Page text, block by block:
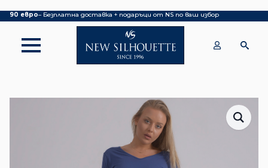
90 евро– Безплатна доставка + подаръци от NS по ваш избор